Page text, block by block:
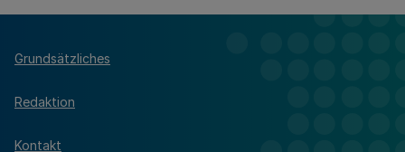
Grundsätzliches
Redaktion
Kontakt